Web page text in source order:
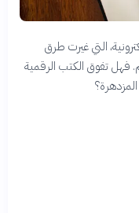
التي غيرت طرق
فهل تفوق الكتب الرقمية